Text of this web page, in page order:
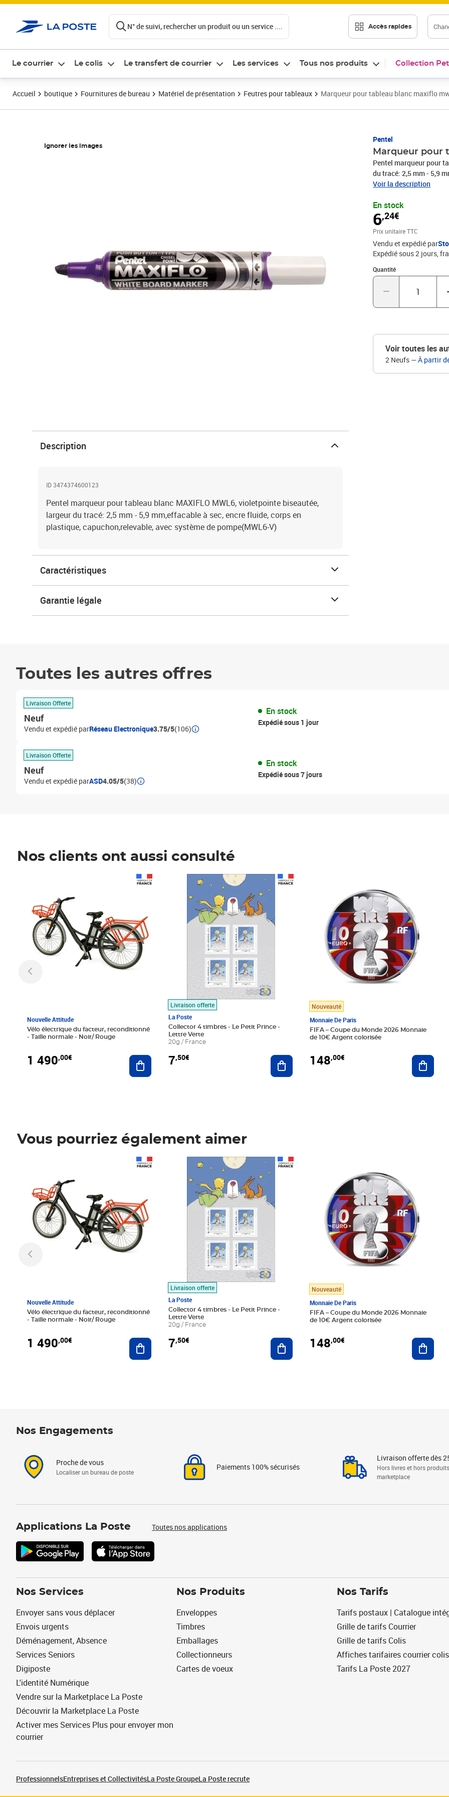
N° de suivi, rechercher un produit ou un service .... Accès rapides
Le courrier Le colis Le transfert de courrier Les services Tous nos produits Collection
Accueil boutique Fournitures de bureau Matériel de présentation Feutres pour tableaux Marqueur pour tableau blanc maxiflo
Ignorer les images
Pentel
Marqueur pour
Pentel marqueur pour
du tracé: 2,5 mm - 5,9
capuchon,relevable,
Voir la description
En stock
6,24€
Prix 6,24€
Prix unitaire TTC
Vendu et expédié par
Expédié sous 2 jours,
Quantité
Quantité : 1
Voir toutes les
2 Neufs —À partir
Description
ID 3474374600123
Pentel marqueur pour tableau blanc MAXIFLO MWL6, violetpointe biseautée,
largeur du tracé: 2,5 mm - 5,9 mm,effacable à sec, encre fluide, corps en
plastique, capuchon,relevable, avec système de pompe(MWL6-V)
Caractéristiques
Garantie légale
Toutes les autres offres
Livraison Offerte
Neuf
Vendu et expédié parRéseau Electronique3.75/5(106)
En stock
Expédié sous 1 jour
Livraison Offerte
Neuf
Vendu et expédié parASD4.05/5(38)
En stock
Expédié sous 7 jours
Nos clients ont aussi consulté
Nouvelle Attitude
Vélo électrique du facteur, reconditionné
- Taille normale - Noir/ Rouge
1 490,00€ Ajouter au panier
Livraison offerte
La Poste
Collector 4 timbres - Le Petit Prince -
Lettre Verte
20g / France
7,50€
Prix 7,50€
Ajouter au panier
Nouveauté
Monnaie De Paris
FIFA – Coupe du Monde 2026 Monnaie
de 10€ Argent colorisée
148,00€
Vous pourriez également aimer
Nouvelle Attitude
Vélo électrique du facteur, reconditionné
- Taille normale - Noir/ Rouge
1 490,00€ Ajouter au panier
Livraison offerte
La Poste
Collector 4 timbres - Le Petit Prince -
Lettre Verte
20g / France
7,50€
Prix 7,50€
Ajouter au panier
Nouveauté
Monnaie De Paris
FIFA – Coupe du Monde 2026 Monnaie
de 10€ Argent colorisée
148,00€
Nos Engagements
Proche de vous
Localiser un bureau de poste
Paiements 100% sécurisés
Livraison offerte dès
Hors livres et hors produits
marketplace
Applications La Poste Toutes nos applications
Nos Services
Envoyer sans vous déplacer
Envois urgents
Déménagement, Absence
Services Seniors
Digiposte
L'identité Numérique
Vendre sur la Marketplace La Poste
Découvrir la Marketplace La Poste
Activer mes Services Plus pour envoyer mon
courrier
Nos Produits
Enveloppes
Timbres
Emballages
Collectionneurs
Cartes de voeux
Nos Tarifs
Tarifs postaux | Catalogue
Grille de tarifs Courrier
Grille de tarifs Colis
Affiches tarifaires courrier colis
Tarifs La Poste 2027
ProfessionnelsEntreprises et CollectivitésLa Poste GroupeLa Poste recrute